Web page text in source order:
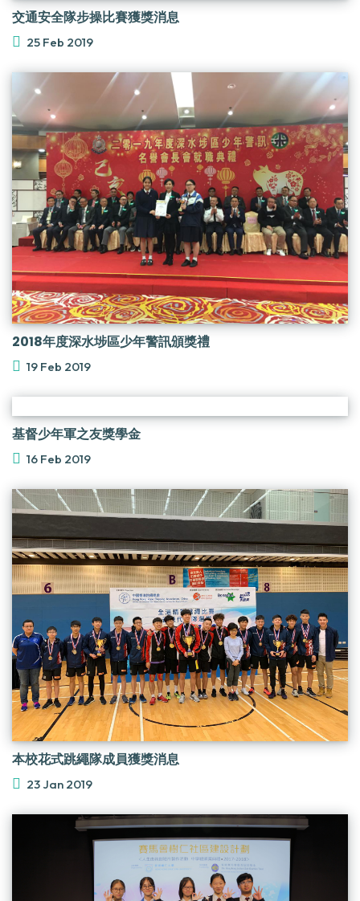
交通安全隊步操比賽獲獎消息
25 Feb 2019
2018年度深水埗區少年警訊頒獎禮
19 Feb 2019
基督少年軍之友獎學金
16 Feb 2019
本校花式跳繩隊成員獲獎消息
23 Jan 2019